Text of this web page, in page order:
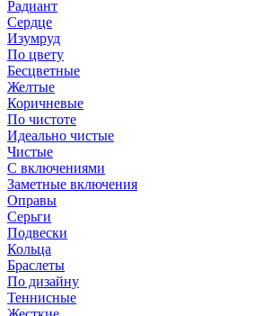
Радиант
Сердце
Изумруд
По цвету
Бесцветные
Желтые
Коричневые
По чистоте
Идеально чистые
Чистые
С включениями
Заметные включения
Оправы
Серьги
Подвески
Кольца
Браслеты
По дизайну
Теннисные